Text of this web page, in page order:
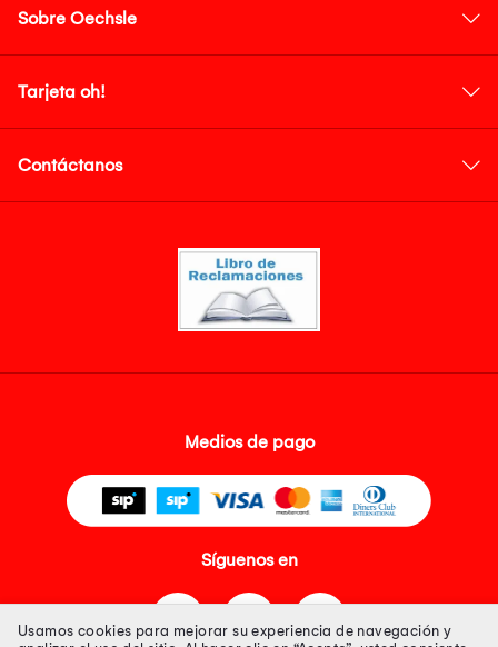
Sobre Oechsle
Tarjeta oh!
Contáctanos
Medios de pago
Síguenos en
Usamos cookies para mejorar su experiencia de navegación y